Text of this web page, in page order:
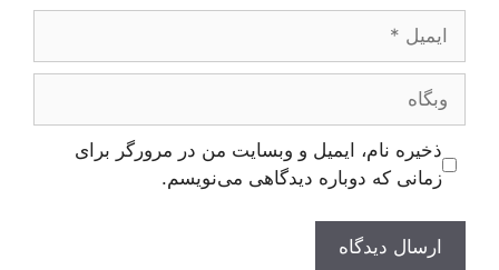
ایمیل
وبگاه
ذخیره نام، ایمیل و وبسایت من در مرورگر برای
زمانی که دوباره دیدگاهی می‌نویسم.